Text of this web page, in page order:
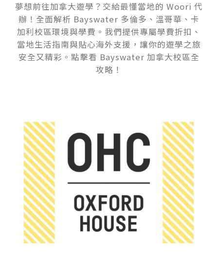
夢想前往加拿大遊學？交給最懂當地的 Woori 代
辦！全面解析 Bayswater 多倫多、溫哥華、卡
加利校區環境與學費。我們提供專屬學費折扣、
當地生活指南與貼心海外支援，讓你的遊學之旅
安全又精彩。點擊看 Bayswater 加拿大校區全
攻略！